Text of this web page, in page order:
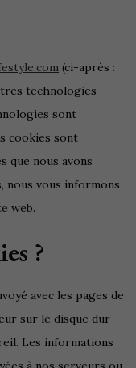
(ci-après :
technologies
sont
cookies sont
que nous avons
nous vous informons
web.
?
avec les pages de
sur le disque dur
Les informations